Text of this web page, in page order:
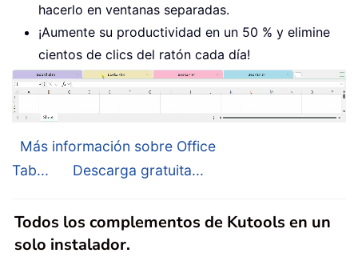
hacerlo en ventanas separadas.
¡Aumente su productividad en un 50 % y elimine
cientos de clics del ratón cada día!
Más información sobre Office
Tab...
Descarga gratuita...
Todos los complementos de Kutools en un
solo instalador.